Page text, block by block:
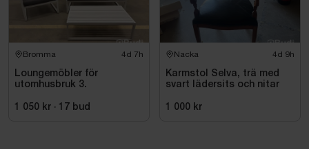
Bromma 4d 7h
Loungemöbler för
utomhusbruk 3.
1 050 kr · 17 bud
Nacka 4d 9h
Karmstol Selva, trä med
svart lädersits och nitar
1 000 kr